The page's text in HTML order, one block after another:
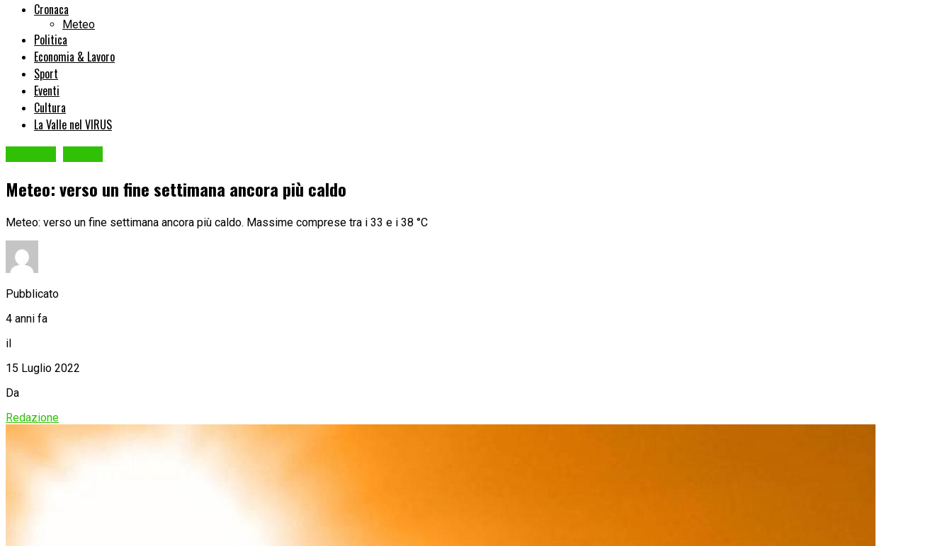
Cronaca
Meteo
Politica
Economia & Lavoro
Sport
Eventi
Cultura
La Valle nel VIRUS
Meteo: verso un fine settimana ancora più caldo
Meteo: verso un fine settimana ancora più caldo. Massime comprese tra i 33 e i 38 °C
Pubblicato
4 anni fa
il
15 Luglio 2022
Da
Redazione